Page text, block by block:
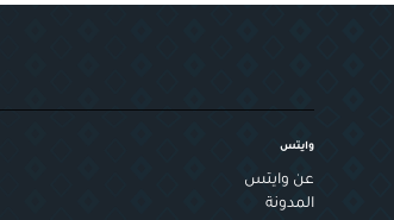
وايتس
عن وايتس
المدونة